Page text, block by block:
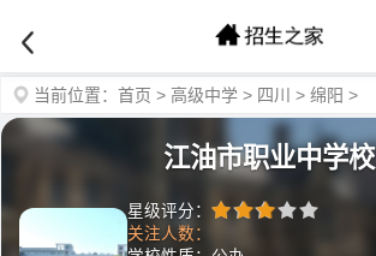
当前位置： 首页 > 高级中学 > 四川 > 绵阳 >
江油市职业中学校
星级评分：
关注人数：